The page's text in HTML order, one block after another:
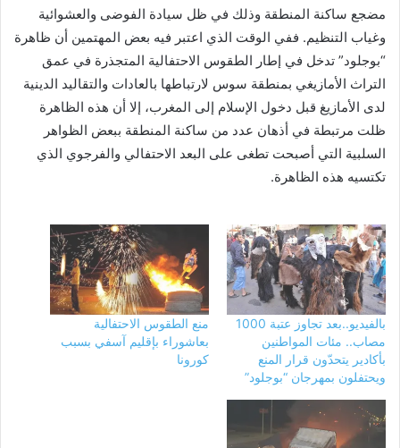
مضجع ساكنة المنطقة وذلك في ظل سيادة الفوضى والعشوائية
وغياب التنظيم. ففي الوقت الذي اعتبر فيه بعض المهتمين أن ظاهرة
“بوجلود” تدخل في إطار الطقوس الاحتفالية المتجذرة في عمق
التراث الأمازيغي بمنطقة سوس لارتباطها بالعادات والتقاليد الدينية
لدى الأمازيغ قبل دخول الإسلام إلى المغرب، إلا أن هذه الظاهرة
ظلت مرتبطة في أذهان عدد من ساكنة المنطقة ببعض الظواهر
السلبية التي أصبحت تطغى على البعد الاحتفالي والفرجوي الذي
تكتسيه هذه الظاهرة.
بالفيديو..بعد تجاوز عتبة 1000
مصاب.. مئات المواطنين
بأكادير يتحدّون قرار المنع
ويحتفلون بمهرجان “بوجلود”
منع الطقوس الاحتفالية
بعاشوراء بإقليم آسفي بسبب
كورونا